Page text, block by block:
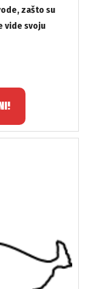
zašto su
vide svoju